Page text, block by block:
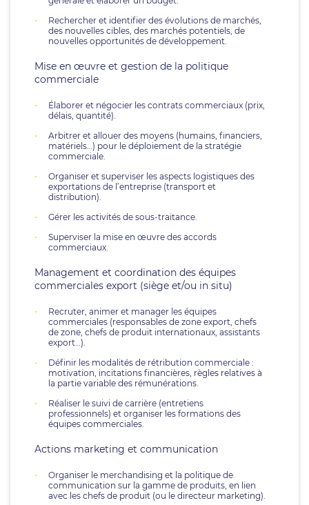
Rechercher et identifier des évolutions de marchés,
des nouvelles cibles, des marchés potentiels, de
nouvelles opportunités de développement.
Mise en œuvre et gestion de la politique
commerciale
Élaborer et négocier les contrats commerciaux (prix,
délais, quantité).
Arbitrer et allouer des moyens (humains, financiers,
matériels…) pour le déploiement de la stratégie
commerciale.
Organiser et superviser les aspects logistiques des
exportations de l’entreprise (transport et
distribution).
Gérer les activités de sous-traitance.
Superviser la mise en œuvre des accords
commerciaux.
Management et coordination des équipes
commerciales export (siège et/ou in situ)
Recruter, animer et manager les équipes
commerciales (responsables de zone export, chefs
de zone, chefs de produit internationaux, assistants
export…).
Définir les modalités de rétribution commerciale :
motivation, incitations financières, règles relatives à
la partie variable des rémunérations.
Réaliser le suivi de carrière (entretiens
professionnels) et organiser les formations des
équipes commerciales.
Actions marketing et communication
Organiser le merchandising et la politique de
communication sur la gamme de produits, en lien
avec les chefs de produit (ou le directeur marketing).